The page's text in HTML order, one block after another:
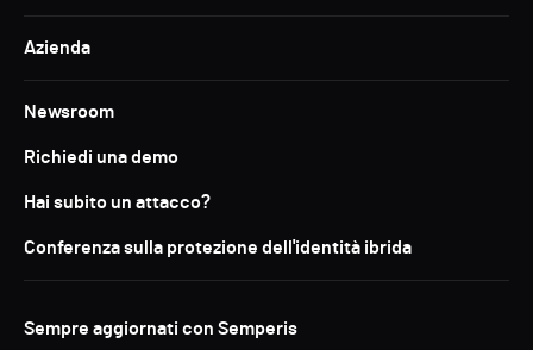
Azienda
Newsroom
Richiedi una demo
Hai subito un attacco?
Conferenza sulla protezione dell'identità ibrida
Sempre aggiornati con Semperis